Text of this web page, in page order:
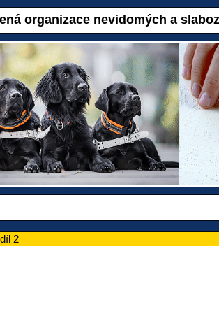
organizace nevidomých a
2